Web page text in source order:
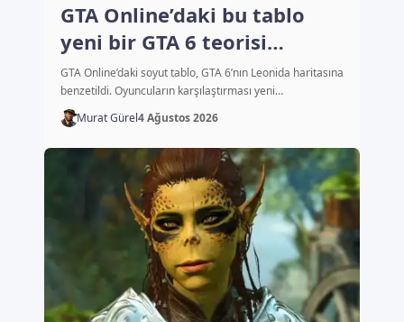
GTA Online’daki bu tablo
yeni bir GTA 6 teorisi
başlattı
GTA Online’daki soyut tablo, GTA 6’nın Leonida haritasına
benzetildi. Oyuncuların karşılaştırması yeni…
Murat Gürel4 Ağustos 2026